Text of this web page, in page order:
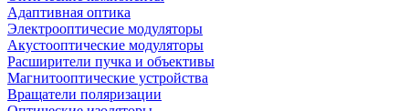
Адаптивная оптика
Электрооптичесие модуляторы
Акустооптические модуляторы
Расширители пучка и объективы
Магнитооптические устройства
Вращатели поляризации